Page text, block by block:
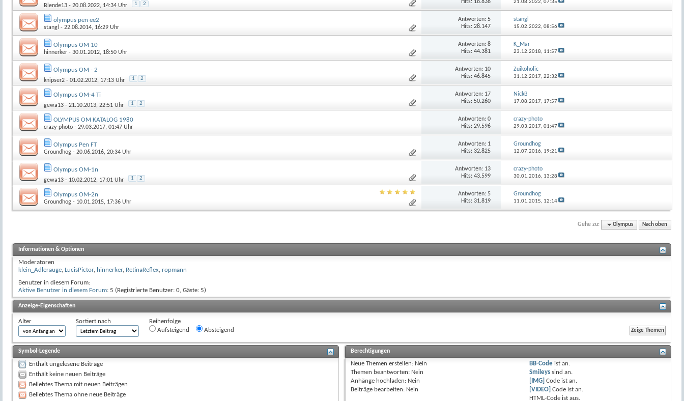
Blende13 - 20.08.2022, 14:34 Uhr 1 2
Hits: 18.838
21.08.2022,07:35
olympus pen ee2
stangl - 22.08.2014, 16:29 Uhr
Antworten: 5
Hits: 28.147
stangl
15.02.2022,08:56
Olympus OM 10
hinnerker - 30.01.2012, 18:50 Uhr
Antworten: 8
Hits: 44.381
K_Mar
23.12.2018, 11:57
Olympus OM - 2
knipser2 - 01.02.2012, 17:13 Uhr 1 2
Antworten: 10
Hits: 46.845
Zuikoholic
31.12.2017,22:32
Olympus OM-4 Ti
gewa13 - 21.10.2013, 22:51 Uhr 1 2
Antworten: 17
Hits: 50.260
NickB
17.08.2017, 17:57
OLYMPUS OM KATALOG 1980
crazy-photo - 29.03.2017, 01:47 Uhr
Antworten: 0
Hits: 29.596
crazy-photo
29.03.2017,01:47
Olympus Pen FT
Groundhog - 20.06.2016, 20:34 Uhr
Antworten: 1
Hits: 32.825
Groundhog
12.07.2016, 19:21
Olympus OM-1n
gewa13 - 10.02.2012, 17:01 Uhr 1 2
Antworten: 13
Hits: 43.599
crazy-photo
30.01.2016, 13:28
Olympus OM-2n
Groundhog - 10.01.2015, 17:36 Uhr
Antworten: 5
Hits: 31.819
Groundhog
11.01.2015, 12:14
Gehe zu: Olympus Nach oben
Informationen & Optionen
Moderatoren
klein_Adlerauge, LucisPictor, hinnerker, RetinaReflex, ropmann
Benutzer in diesem Forum:
Aktive Benutzer in diesem Forum: 5 (Registrierte Benutzer: 0, Gäste: 5)
Anzeige-Eigenschaften
Alter Sortiert nach
Reihenfolge
Aufsteigend
Absteigend
Symbol-Legende
Enthält ungelesene Beiträge
Enthält keine neuen Beiträge
Beliebtes Thema mit neuen Beiträgen
Beliebtes Thema ohne neue Beiträge
Berechtigungen
Neue Themen erstellen: Nein
Themen beantworten: Nein
Anhänge hochladen: Nein
Beiträge bearbeiten: Nein
BB-Codeist an.
Smileyssind an.
[IMG] Code ist an.
[VIDEO] Code ist an.
HTML-Code ist aus.